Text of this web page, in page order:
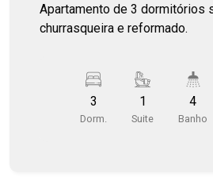
Apartamento de 3 dormitórios
churrasqueira e reformado.
3
Dorm.
1
Suite
4
Banho